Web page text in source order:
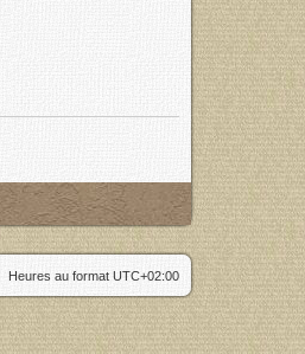
Heures au format UTC+02:00